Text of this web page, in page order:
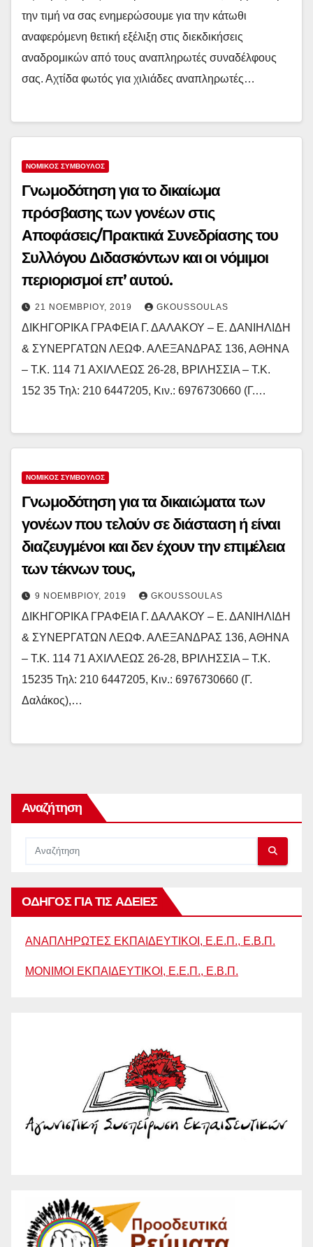
την τιμή να σας ενημερώσουμε για την κάτωθι
αναφερόμενη θετική εξέλιξη στις διεκδικήσεις
αναδρομικών από τους αναπληρωτές συναδέλφους
σας. Αχτίδα φωτός για χιλιάδες αναπληρωτές…
ΝΟΜΙΚΌΣ ΣΎΜΒΟΥΛΟΣ
Γνωμοδότηση για το δικαίωμα
πρόσβασης των γονέων στις
Αποφάσεις/Πρακτικά Συνεδρίασης του
Συλλόγου Διδασκόντων και οι νόμιμοι
περιορισμοί επ’ αυτού.
21 ΝΟΕΜΒΡΊΟΥ, 2019 GKOUSSOULAS
ΔΙΚΗΓΟΡΙΚΑ ΓΡΑΦΕΙΑ Γ. ΔΑΛΑΚΟΥ – Ε. ΔΑΝΙΗΛΙΔΗ
& ΣΥΝΕΡΓΑΤΩΝ ΛΕΩΦ. ΑΛΕΞΑΝΔΡΑΣ 136, ΑΘΗΝΑ
– Τ.Κ. 114 71 ΑΧΙΛΛΕΩΣ 26-28, ΒΡΙΛΗΣΣΙΑ – Τ.Κ.
152 35 Τηλ: 210 6447205, Κιν.: 6976730660 (Γ.…
ΝΟΜΙΚΌΣ ΣΎΜΒΟΥΛΟΣ
Γνωμοδότηση για τα δικαιώματα των
γονέων που τελούν σε διάσταση ή είναι
διαζευγμένοι και δεν έχουν την επιμέλεια
των τέκνων τους,
9 ΝΟΕΜΒΡΊΟΥ, 2019 GKOUSSOULAS
ΔΙΚΗΓΟΡΙΚΑ ΓΡΑΦΕΙΑ Γ. ΔΑΛΑΚΟΥ – Ε. ΔΑΝΙΗΛΙΔΗ
& ΣΥΝΕΡΓΑΤΩΝ ΛΕΩΦ. ΑΛΕΞΑΝΔΡΑΣ 136, ΑΘΗΝΑ
– Τ.Κ. 114 71 ΑΧΙΛΛΕΩΣ 26-28, ΒΡΙΛΗΣΣΙΑ – Τ.Κ.
15235 Τηλ: 210 6447205, Κιν.: 6976730660 (Γ.
Δαλάκος),…
Αναζήτηση
ΟΔΗΓΟΣ ΓΙΑ ΤΙΣ ΑΔΕΙΕΣ
ΑΝΑΠΛΗΡΩΤΕΣ ΕΚΠΑΙΔΕΥΤΙΚΟΙ, Ε.Ε.Π., Ε.Β.Π.
ΜΟΝΙΜΟΙ ΕΚΠΑΙΔΕΥΤΙΚΟΙ, Ε.Ε.Π., Ε.Β.Π.